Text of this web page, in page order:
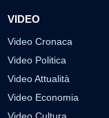
VIDEO
Video Cronaca
Video Politica
Video Attualità
Video Economia